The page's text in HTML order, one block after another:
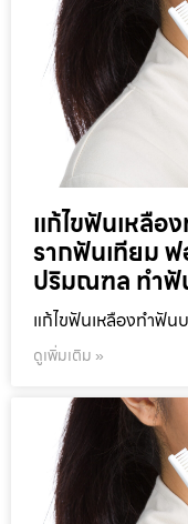
แก้ไขฟันเหลือ
รากฟันเทียม
ปริมณฑล ทำ
แก้ไขฟันเหลืองทำฟั
ดูเพิ่มเติม »